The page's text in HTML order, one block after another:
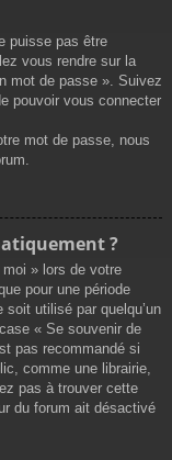
puisse pas être
vous rendre sur la
mot de passe ». Suivez
pouvoir vous connecter
mot de passe, nous
?
» lors de votre
pour une période
soit utilisé par quelqu’un
« Se souvenir de
pas recommandé si
comme une librairie,
pas à trouver cette
du forum ait désactivé